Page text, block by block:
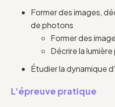
Former des images,
de photons
Former des
Décrire la
Étudier la dynamique
L'épreuve pratique